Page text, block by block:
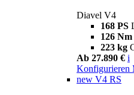
Diavel V4
168 PS
126 Nm
223 kg
Ab 27.890 € i
Konfigurieren
new V4 RS